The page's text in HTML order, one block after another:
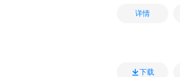
详情
下载